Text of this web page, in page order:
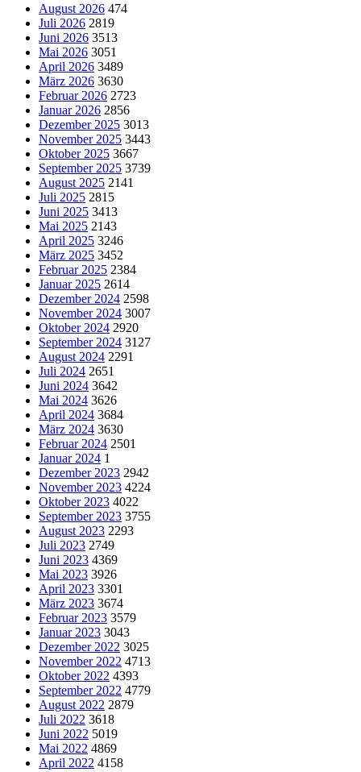
August 2026 474
Juli 2026 2819
Juni 2026 3513
Mai 2026 3051
April 2026 3489
März 2026 3630
Februar 2026 2723
Januar 2026 2856
Dezember 2025 3013
November 2025 3443
Oktober 2025 3667
September 2025 3739
August 2025 2141
Juli 2025 2815
Juni 2025 3413
Mai 2025 2143
April 2025 3246
März 2025 3452
Februar 2025 2384
Januar 2025 2614
Dezember 2024 2598
November 2024 3007
Oktober 2024 2920
September 2024 3127
August 2024 2291
Juli 2024 2651
Juni 2024 3642
Mai 2024 3626
April 2024 3684
März 2024 3630
Februar 2024 2501
Januar 2024 1
Dezember 2023 2942
November 2023 4224
Oktober 2023 4022
September 2023 3755
August 2023 2293
Juli 2023 2749
Juni 2023 4369
Mai 2023 3926
April 2023 3301
März 2023 3674
Februar 2023 3579
Januar 2023 3043
Dezember 2022 3025
November 2022 4713
Oktober 2022 4393
September 2022 4779
August 2022 2879
Juli 2022 3618
Juni 2022 5019
Mai 2022 4869
April 2022 4158